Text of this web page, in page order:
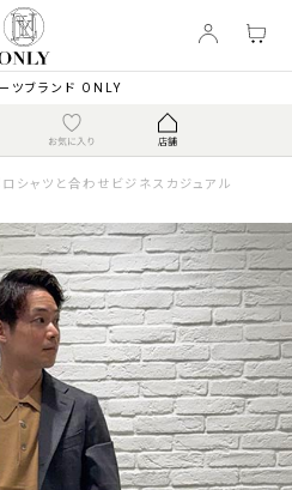
ツブランド ONLY
ロシャツと合わせビジネスカジュアル